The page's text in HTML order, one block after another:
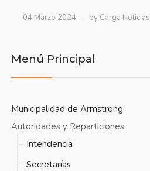
04 Marzo 2024 by Carga Noticias
Menú Principal
Municipalidad de Armstrong
Autoridades y Reparticiones
Intendencia
Secretarías